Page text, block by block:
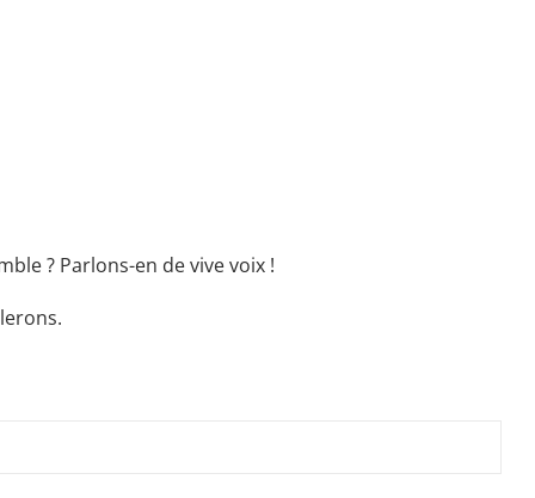
? Parlons-en de vive voix !